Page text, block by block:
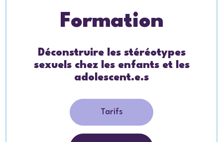
Formation
Déconstruire les stéréotypes
sexuels chez les enfants et les
adolescent.e.s
Tarifs